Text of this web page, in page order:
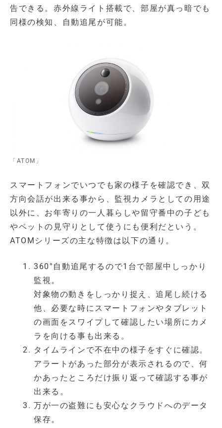
告できる。赤外線ライト搭載で、部屋が真っ暗でも
同様の検知、自動追尾が可能。
「ATOM」
スマートフォンでいつでも家の様子を確認でき、双
方向会話が出来る事から、監視カメラとしての用途
以外に、お年寄りの一人暮らしや留守番中の子ども
やペットの見守りとして使うにも便利だという。
ATOMシリーズの主な特徴は以下の通り。
360°自動追尾するので1台で部屋中しっかり
監視。
対象物の動きをしっかり捉え、追尾し続ける
他、必要な時にスマートフォンやタブレット
の画面をスワイプして確認したい場所にカメ
ラを向ける事も出来る。
タイムラインで不在中の様子をすぐに確認。
アラートがあった部分が表示されるので、何
かあったところだけ振り返って確認する事が
出来る。
万が一の盗難にも安心なクラウドへのデータ
保存。